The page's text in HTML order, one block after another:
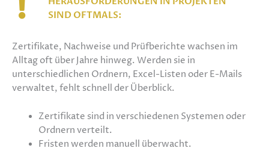
SIND OFTMALS:
Zertifikate, Nachweise und Prüfberichte wachsen im
Alltag oft über Jahre hinweg. Werden sie in
unterschiedlichen Ordnern, Excel-Listen oder E-Mails
verwaltet, fehlt schnell der Überblick.
Zertifikate sind in verschiedenen Systemen oder
Ordnern verteilt.
Fristen werden manuell überwacht.